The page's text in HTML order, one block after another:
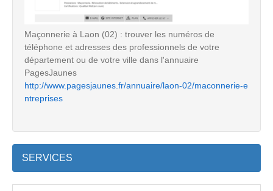
Maçonnerie à Laon (02) : trouver les numéros de
téléphone et adresses des professionnels de votre
département ou de votre ville dans l'annuaire
PagesJaunes
http://www.pagesjaunes.fr/annuaire/laon-02/maconnerie-e
ntreprises
SERVICES